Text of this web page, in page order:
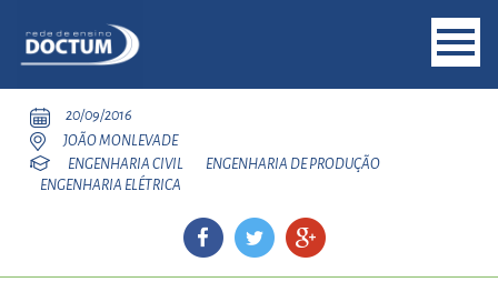
20/09/2016
JOÃO MONLEVADE
ENGENHARIA CIVIL
ENGENHARIA DE PRODUÇÃO
ENGENHARIA ELÉTRICA